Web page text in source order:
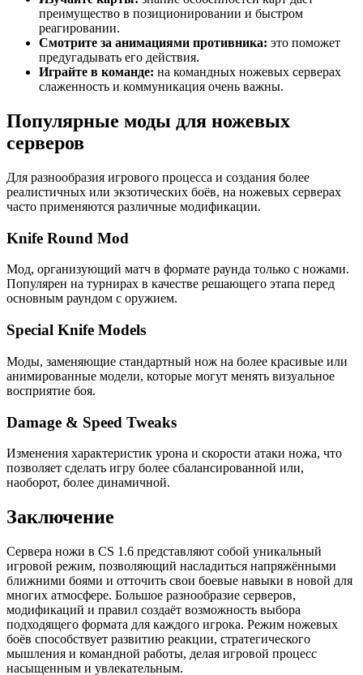
преимущество в позиционировании и быстром
реагировании.
Смотрите за анимациями противника: это поможет
предугадывать его действия.
Играйте в команде: на командных ножевых серверах
слаженность и коммуникация очень важны.
Популярные моды для ножевых
серверов
Для разнообразия игрового процесса и создания более
реалистичных или экзотических боёв, на ножевых серверах
часто применяются различные модификации.
Knife Round Mod
Мод, организующий матч в формате раунда только с ножами.
Популярен на турнирах в качестве решающего этапа перед
основным раундом с оружием.
Special Knife Models
Моды, заменяющие стандартный нож на более красивые или
анимированные модели, которые могут менять визуальное
восприятие боя.
Damage & Speed Tweaks
Изменения характеристик урона и скорости атаки ножа, что
позволяет сделать игру более сбалансированной или,
наоборот, более динамичной.
Заключение
Сервера ножи в CS 1.6 представляют собой уникальный
игровой режим, позволяющий насладиться напряжёнными
ближними боями и отточить свои боевые навыки в новой для
многих атмосфере. Большое разнообразие серверов,
модификаций и правил создаёт возможность выбора
подходящего формата для каждого игрока. Режим ножевых
боёв способствует развитию реакции, стратегического
мышления и командной работы, делая игровой процесс
насыщенным и увлекательным.